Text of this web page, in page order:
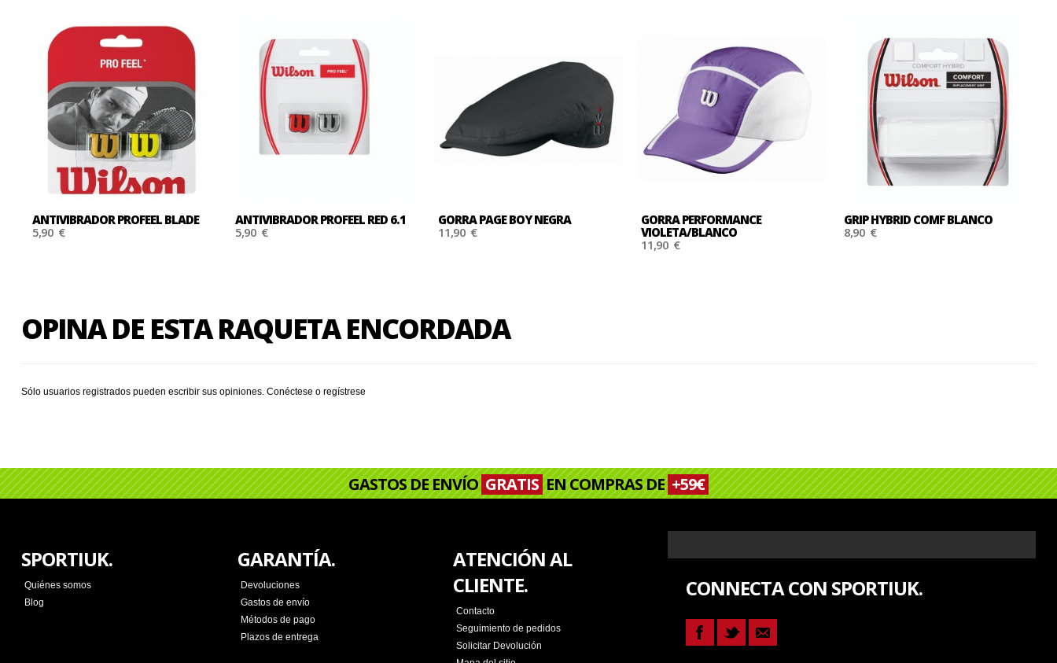
ANTIVIBRADOR PROFEEL BLADE
5,90 €
ANTIVIBRADOR PROFEEL RED 6.1
5,90 €
GORRA PAGE BOY NEGRA
11,90 €
GORRA PERFORMANCE
VIOLETA/BLANCO
11,90 €
GRIP HYBRID COMF BLANCO
8,90 €
OPINA DE ESTA RAQUETA ENCORDADA
Sólo usuarios registrados pueden escribir sus opiniones.Conéctese oregístrese
GASTOS DE ENVÍO GRATISEN COMPRAS DE +59€
CONNECTA CON SPORTIUK.
SPORTIUK.
Quiénes somos
Blog
GARANTÍA.
Devoluciones
Gastos de envío
Métodos de pago
Plazos de entrega
ATENCIÓN AL
CLIENTE.
Contacto
Seguimiento de pedidos
Solicitar Devolución